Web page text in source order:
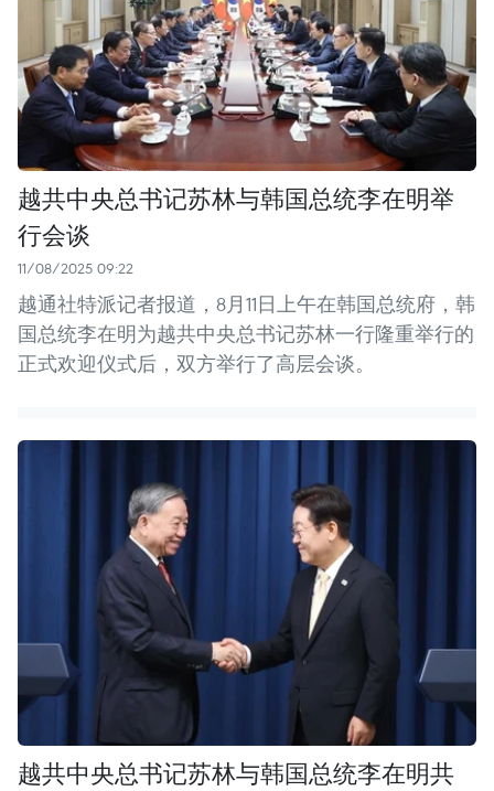
越共中央总书记苏林与韩国总统李在明举
行会谈
11/08/2025 09:22
越通社特派记者报道，8月11日上午在韩国总统府，韩
国总统李在明为越共中央总书记苏林一行隆重举行的
正式欢迎仪式后，双方举行了高层会谈。
越共中央总书记苏林与韩国总统李在明共